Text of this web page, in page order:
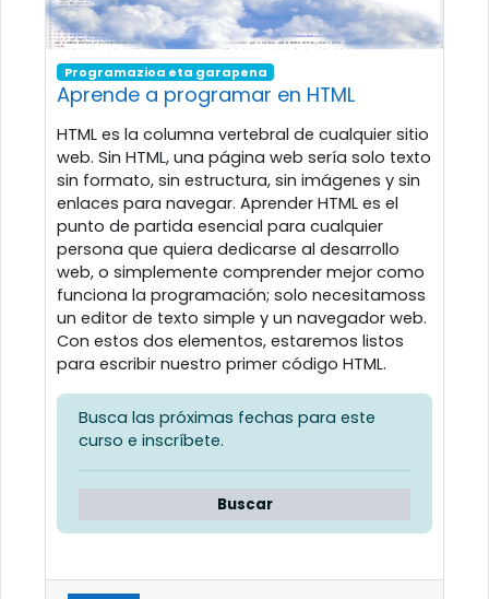
Programazioa eta garapena
Aprende a programar en HTML
HTML es la columna vertebral de cualquier sitio
web. Sin HTML, una página web sería solo texto
sin formato, sin estructura, sin imágenes y sin
enlaces para navegar. Aprender HTML es el
punto de partida esencial para cualquier
persona que quiera dedicarse al desarrollo
web, o simplemente comprender mejor como
funciona la programación; solo necesitamoss
un editor de texto simple y un navegador web.
Con estos dos elementos, estaremos listos
para escribir nuestro primer código HTML.
Busca las próximas fechas para este
curso e inscríbete.
Buscar